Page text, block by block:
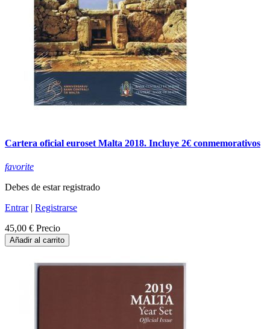
Cartera oficial euroset Malta 2018. Incluye 2€ conmemorativos
favorite
Debes de estar registrado
Entrar| Registrarse
45,00 € Precio
Añadir al carrito